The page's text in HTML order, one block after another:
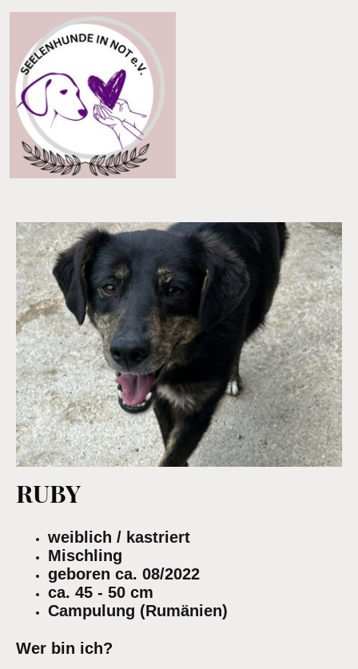
RUBY
weiblich / kastriert
Mischling
geboren ca. 08/2022
ca. 45 - 50 cm
Campulung (Rumänien)
Wer bin ich?